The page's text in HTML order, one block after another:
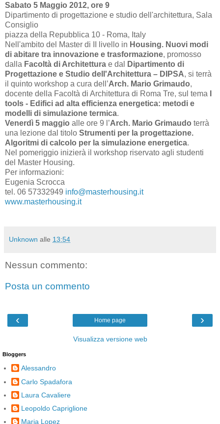
Sabato 5 Maggio 2012, ore 9
Dipartimento di progettazione e studio dell'architettura, Sala
Consiglio
piazza della Repubblica 10 - Roma, Italy
Nell'ambito del Master di II livello in Housing. Nuovi modi
di abitare tra innovazione e trasformazione, promosso
dalla Facoltà di Architettura e dal
Dipartimento di
Progettazione e Studio dell'Architettura – DIPSA, si terrà
il quinto workshop a cura dell’Arch. Mario Grimaudo,
docente della Facoltà di Architettura di Roma Tre, sul tema
tools - Edifici ad alta efficienza energetica: metodi e
modelli di simulazione termica.
Venerdì 5 maggio alle ore 9 l’Arch. Mario Grimaudo terrà
una lezione dal titolo Strumenti per la progettazione.
Algoritmi di calcolo per la simulazione energetica.
Nel pomeriggio inizierà il workshop riservato agli studenti
del Master Housing.
Per informazioni:
Eugenia Scrocca
tel. 06 57332949 info@masterhousing.it
www.masterhousing.it
Unknown alle 13:54
Nessun commento:
Posta un commento
‹ ›
Home page
Visualizza versione web
Bloggers
Alessandro
Carlo Spadafora
Laura Cavaliere
Leopoldo Capriglione
Maria Lopez